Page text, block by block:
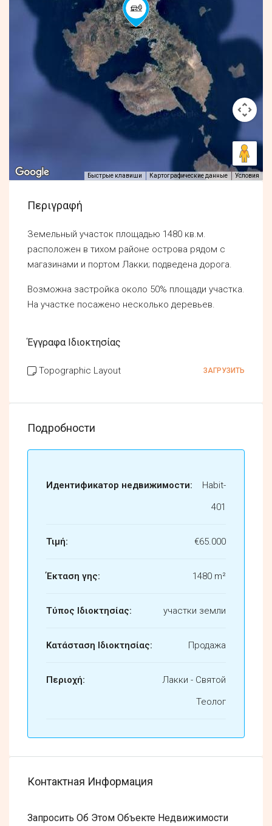
Быстрые клавиши Картографические данные Условия
Περιγραφή
Земельный участок площадью 1480 кв.м.
расположен в тихом районе острова рядом с
магазинами и портом Лакки; подведена дорога.
Возможна застройка около 50% площади участка.
На участке посажено несколько деревьев.
Έγγραφα Ιδιοκτησίας
Topographic Layout ЗАГРУЗИТЬ
Подробности
Идентификатор недвижимости:
Habit-
401
Τιμή: €65.000
Έκταση γης: 1480 m²
Τύπος Ιδιοκτησίας: участки земли
Κατάσταση Ιδιοκτησίας: Продажа
Περιοχή:
Лакки - Святой
Теолог
Контактная Информация
Запросить Об Этом Объекте Недвижимости